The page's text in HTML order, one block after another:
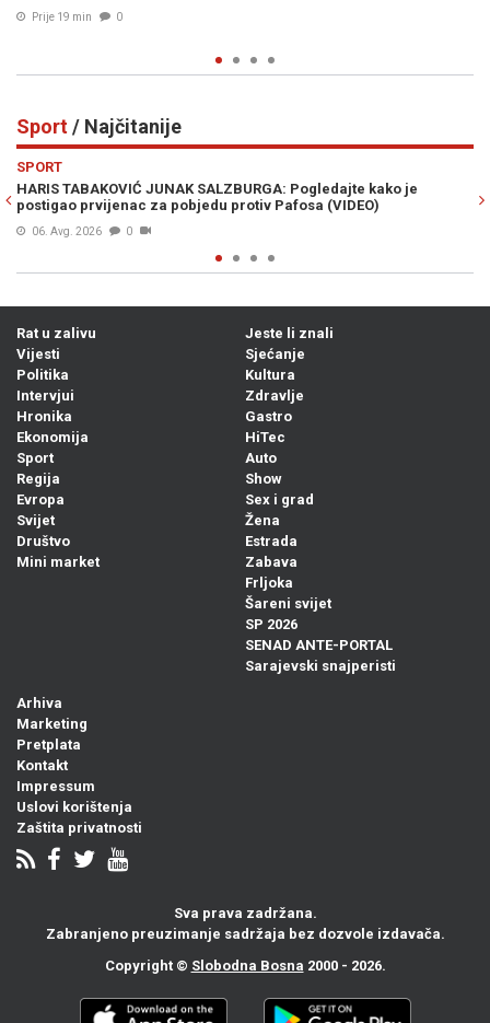
Prije 32 min
Sport/ Najčitanije
kako je
USRED RAZVODA SA ANOM IVANOVIĆ KUPIO VILU
Bastian Schweinsteiger iskeširao milione za novi dom
06. Avg. 2026
Rat u zalivu
Vijesti
Politika
Intervjui
Hronika
Ekonomija
Sport
Regija
Evropa
Svijet
Društvo
Mini market
Jeste li znali
Sjećanje
Kultura
Zdravlje
Gastro
HiTec
Auto
Show
Sex i grad
Žena
Estrada
Zabava
Frljoka
Šareni svijet
SP 2026
SENAD ANTE-PORTAL
Sarajevski snajperisti
Arhiva
Marketing
Pretplata
Kontakt
Impressum
Uslovi korištenja
Zaštita privatnosti
Sva prava zadržana.
Zabranjeno preuzimanje sadržaja bez dozvole izdavača.
Copyright © Slobodna Bosna 2000 - 2026.